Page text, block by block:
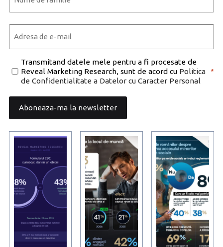
Consent
*
Transmitand datele mele pentru a fi procesate de
Reveal Marketing Research, sunt de acord cu Politica
de Confidentialitate a Datelor cu Caracter Personal
*